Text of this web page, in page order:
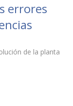
errores
de la planta